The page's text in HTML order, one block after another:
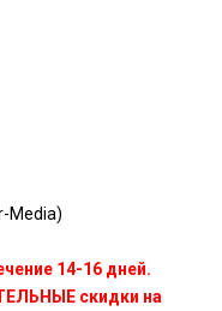
Media)
14-16 дней.
скидки на